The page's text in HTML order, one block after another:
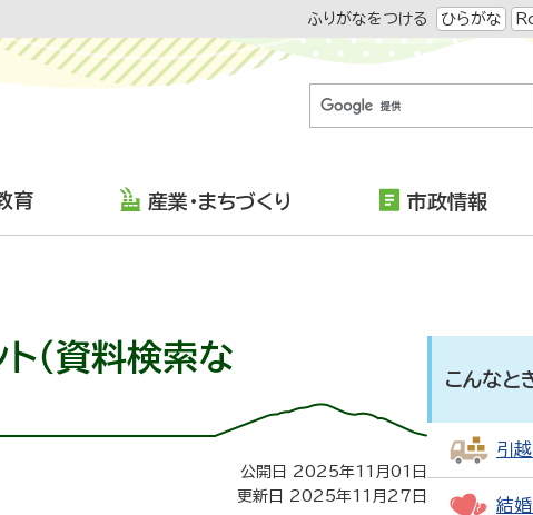
ふりがなをつける ひらがな
育 産業・まちづくり 市政情報
（資料検索な
公開日 2025年11月01日
更新日 2025年11月27日
こんなと
引越
結婚